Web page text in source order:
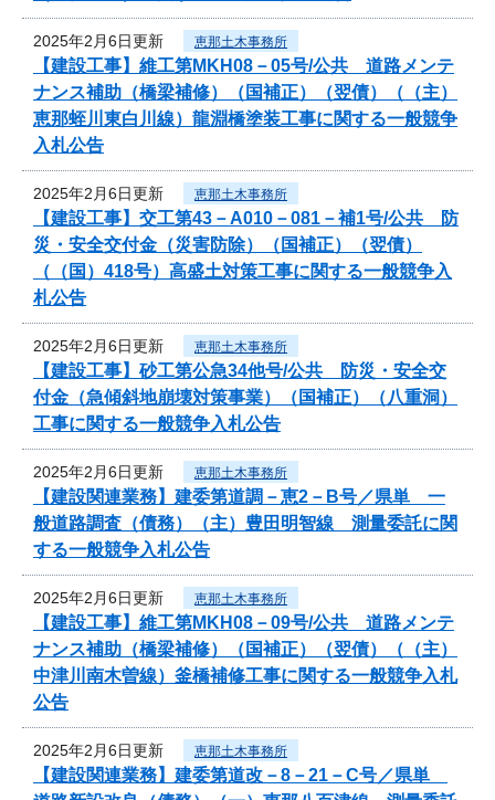
2025年2月6日更新 恵那土木事務所
【建設工事】維工第MKH08－05号/公共 道路メンテ
ナンス補助（橋梁補修）（国補正）（翌債）（（主）
恵那蛭川東白川線）龍淵橋塗装工事に関する一般競争
入札公告
2025年2月6日更新 恵那土木事務所
【建設工事】交工第43－A010－081－補1号/公共 防
災・安全交付金（災害防除）（国補正）（翌債）
（（国）418号）高盛土対策工事に関する一般競争入
札公告
2025年2月6日更新 恵那土木事務所
【建設工事】砂工第公急34他号/公共 防災・安全交
付金（急傾斜地崩壊対策事業）（国補正）（八重洞）
工事に関する一般競争入札公告
2025年2月6日更新 恵那土木事務所
【建設関連業務】建委第道調－恵2－B号／県単 一
般道路調査（債務）（主）豊田明智線 測量委託に関
する一般競争入札公告
2025年2月6日更新 恵那土木事務所
【建設工事】維工第MKH08－09号/公共 道路メンテ
ナンス補助（橋梁補修）（国補正）（翌債）（（主）
中津川南木曽線）釜橋補修工事に関する一般競争入札
公告
2025年2月6日更新 恵那土木事務所
【建設関連業務】建委第道改－8－21－C号／県単